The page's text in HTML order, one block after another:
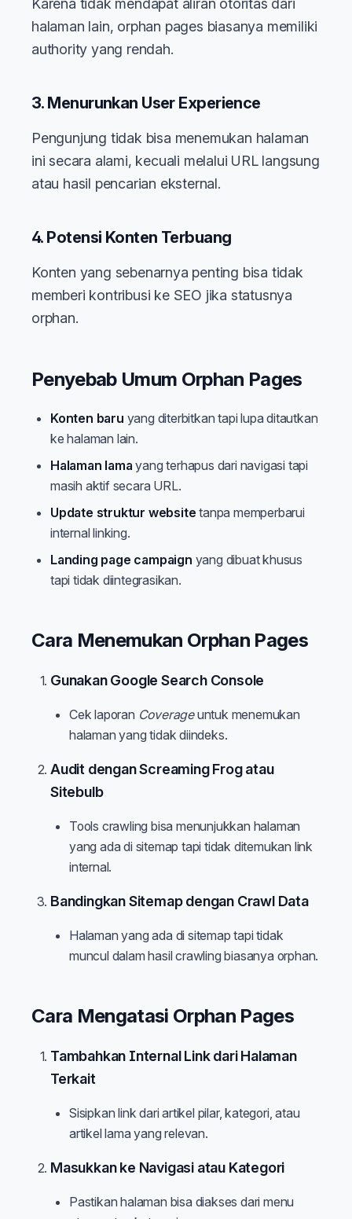
Karena tidak mendapat aliran otoritas dari
halaman lain, orphan pages biasanya memiliki
authority yang rendah.
3. Menurunkan User Experience
Pengunjung tidak bisa menemukan halaman
ini secara alami, kecuali melalui URL langsung
atau hasil pencarian eksternal.
4. Potensi Konten Terbuang
Konten yang sebenarnya penting bisa tidak
memberi kontribusi ke SEO jika statusnya
orphan.
Penyebab Umum Orphan Pages
Konten baru yang diterbitkan tapi lupa ditautkan
ke halaman lain.
Halaman lama yang terhapus dari navigasi tapi
masih aktif secara URL.
Update struktur website tanpa memperbarui
internal linking.
Landing page campaign yang dibuat khusus
tapi tidak diintegrasikan.
Cara Menemukan Orphan Pages
Gunakan Google Search Console
Cek laporan Coverageuntuk menemukan
halaman yang tidak diindeks.
Audit dengan Screaming Frog atau
Sitebulb
Tools crawling bisa menunjukkan halaman
yang ada di sitemap tapi tidak ditemukan link
internal.
Bandingkan Sitemap dengan Crawl Data
Halaman yang ada di sitemap tapi tidak
muncul dalam hasil crawling biasanya orphan.
Cara Mengatasi Orphan Pages
Tambahkan Internal Link dari Halaman
Terkait
Sisipkan link dari artikel pilar, kategori, atau
artikel lama yang relevan.
Masukkan ke Navigasi atau Kategori
Pastikan halaman bisa diakses dari menu